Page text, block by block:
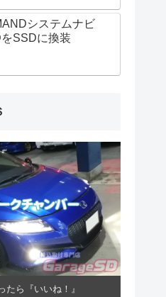
システムナビ
SSDに換装
たら『いいね！』